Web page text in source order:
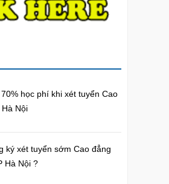
học phí khi xét tuyển Cao
Nội
ký xét tuyển sớm Cao đẳng
Hà Nội ?